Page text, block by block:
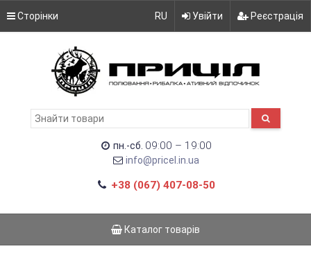
Сторінки RU Увійти Реєстрація
пн.-сб. 09:00 – 19:00
info@pricel.in.ua
+38 (067) 407-08-50
Каталог товарів